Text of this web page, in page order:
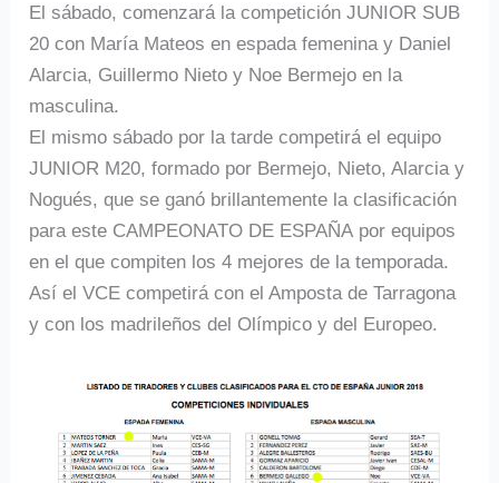
El sábado, comenzará la competición JUNIOR SUB
20 con María Mateos en espada femenina y Daniel
Alarcia, Guillermo Nieto y Noe Bermejo en la
masculina.
El mismo sábado por la tarde competirá el equipo
JUNIOR M20, formado por Bermejo, Nieto, Alarcia y
Nogués, que se ganó brillantemente la clasificación
para este CAMPEONATO DE ESPAÑA por equipos
en el que compiten los 4 mejores de la temporada.
Así el VCE competirá con el Amposta de Tarragona
y con los madrileños del Olímpico y del Europeo.